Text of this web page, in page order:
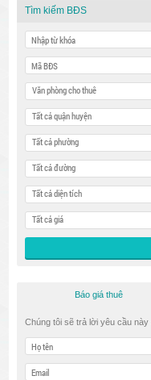
Tìm kiếm BĐS
Văn phòng cho thuê
Tất cả quận huyện
Tất cả phường
Tất cả đường
Tất cả diện tích
Tất cả giá
Báo giá thuê
Chúng tôi sẽ trả lời yêu cầu